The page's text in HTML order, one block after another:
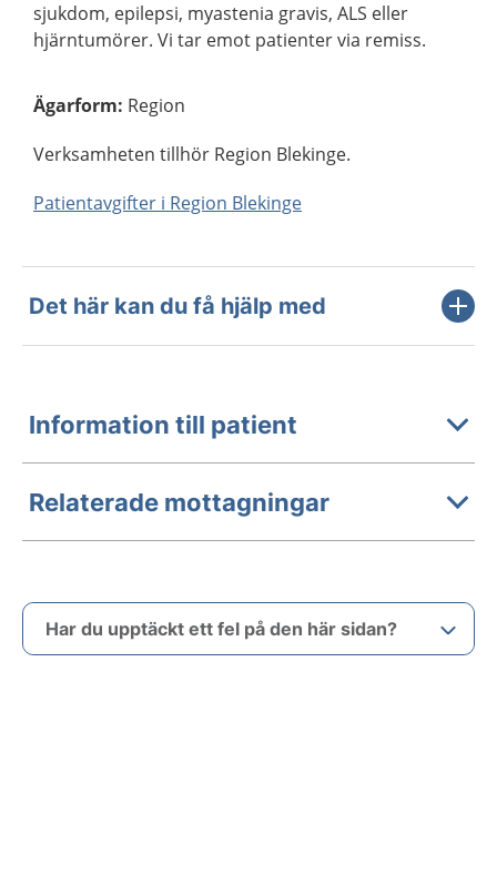
sjukdom, epilepsi, myastenia gravis, ALS eller
hjärntumörer. Vi tar emot patienter via remiss.
Ägarform: Region
Verksamheten tillhör Region Blekinge.
Patientavgifter i Region Blekinge
Det här kan du få hjälp med
Information till patient
Relaterade mottagningar
Har du upptäckt ett fel på den här sidan?